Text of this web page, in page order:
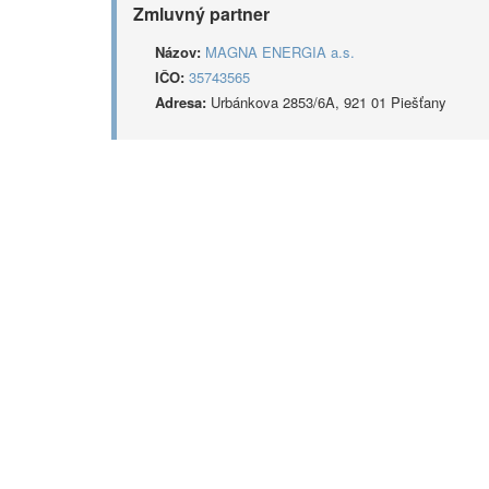
Zmluvný partner
Názov: MAGNA ENERGIA a.s.
IČO: 35743565
Adresa: Urbánkova 2853/6A, 921 01 Piešťany